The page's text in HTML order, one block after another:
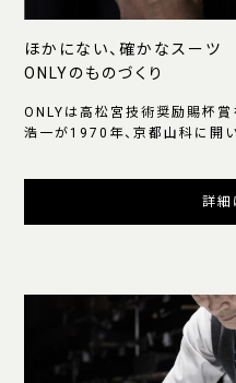
ほかにない、確かなスーツ
ONLYのものづくり
ONLYは高松宮技術奨励賜杯賞
浩一が1970年、京都山科に開
詳細